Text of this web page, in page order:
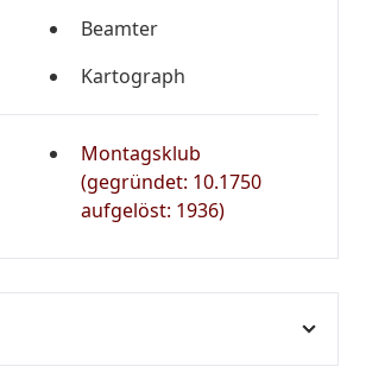
Beamter
Kartograph
Montagsklub
(gegründet: 10.1750
aufgelöst: 1936)